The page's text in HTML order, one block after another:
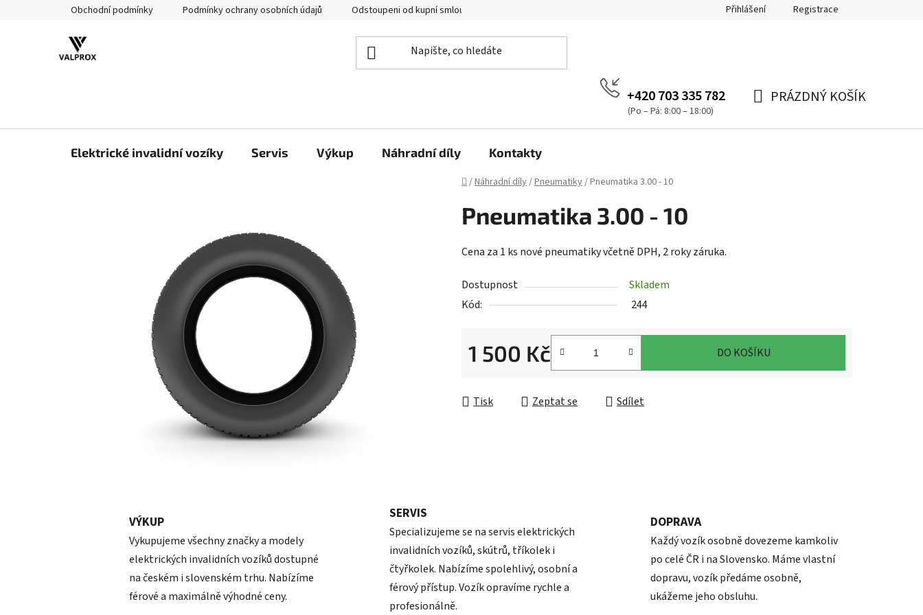
Obchodní podmínky Podmínky ochrany osobních údajů Odstoupeni od kupní smlouvy Přihlášení Registrace
+420 703 335 782
(Po – Pá: 8:00 – 18:00)
PRÁZDNÝ KOŠÍK
Elektrické invalidní vozíky Servis Výkup Náhradní díly Kontakty
Domů
/Náhradní díly/Pneumatiky/Pneumatika 3.00 - 10
Pneumatika 3.00 - 10
Cena za 1 ks nové pneumatiky včetně DPH, 2 roky záruka.
Dostupnost
Skladem
Kód:
244
1 500 Kč DO KOŠÍKU
Tisk Zeptat se Sdílet
VÝKUP
Vykupujeme všechny značky a modely
elektrických invalidních vozíků dostupné
na českém i slovenském trhu. Nabízíme
férové a maximálně výhodné ceny.
SERVIS
Specializujeme se na servis elektrických
invalidních vozíků, skútrů, tříkolek i
čtyřkolek. Nabízíme spolehlivý, osobní a
férový přístup. Vozík opravíme rychle a
profesionálně.
DOPRAVA
Každý vozík osobně dovezeme kamkoliv
po celé ČR i na Slovensko. Máme vlastní
dopravu, vozík předáme osobně,
ukážeme jeho obsluhu.